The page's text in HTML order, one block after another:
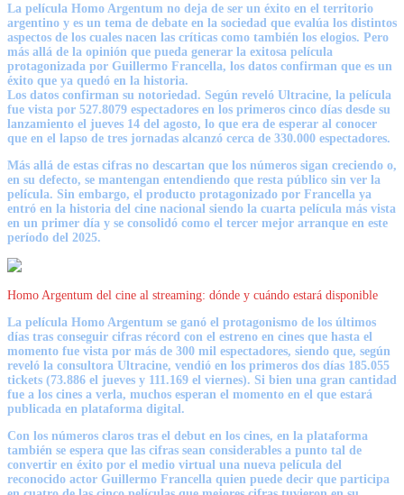
La película Homo Argentum no deja de ser un éxito en el territorio
argentino y es un tema de debate en la sociedad que evalúa los distintos
aspectos de los cuales nacen las críticas como también los elogios. Pero
más allá de la opinión que pueda generar la exitosa película
protagonizada por Guillermo Francella, los datos confirman que es un
éxito que ya quedó en la historia.
Los datos confirman su notoriedad. Según reveló Ultracine, la película
fue vista por 527.8079 espectadores en los primeros cinco días desde su
lanzamiento el jueves 14 del agosto, lo que era de esperar al conocer
que en el lapso de tres jornadas alcanzó cerca de 330.000 espectadores.
Más allá de estas cifras no descartan que los números sigan creciendo o,
en su defecto, se mantengan entendiendo que resta público sin ver la
película. Sin embargo, el producto protagonizado por Francella ya
entró en la historia del cine nacional siendo la cuarta película más vista
en un primer día y se consolidó como el tercer mejor arranque en este
período del 2025.
Homo Argentum del cine al streaming: dónde y cuándo estará disponible
La película Homo Argentum se ganó el protagonismo de los últimos
días tras conseguir cifras récord con el estreno en cines que hasta el
momento fue vista por más de 300 mil espectadores, siendo que, según
reveló la consultora Ultracine, vendió en los primeros dos días 185.055
tickets (73.886 el jueves y 111.169 el viernes). Si bien una gran cantidad
fue a los cines a verla, muchos esperan el momento en el que estará
publicada en plataforma digital.
Con los números claros tras el debut en los cines, en la plataforma
también se espera que las cifras sean considerables a punto tal de
convertir en éxito por el medio virtual una nueva película del
reconocido actor Guillermo Francella quien puede decir que participa